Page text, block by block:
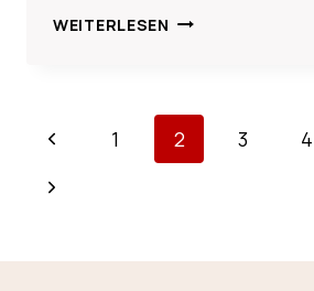
WEITERLESEN PRAESTER
DANK
!
SEITENNAVIGATION
Vorherige
Seite
1 2 3 4
Nächste